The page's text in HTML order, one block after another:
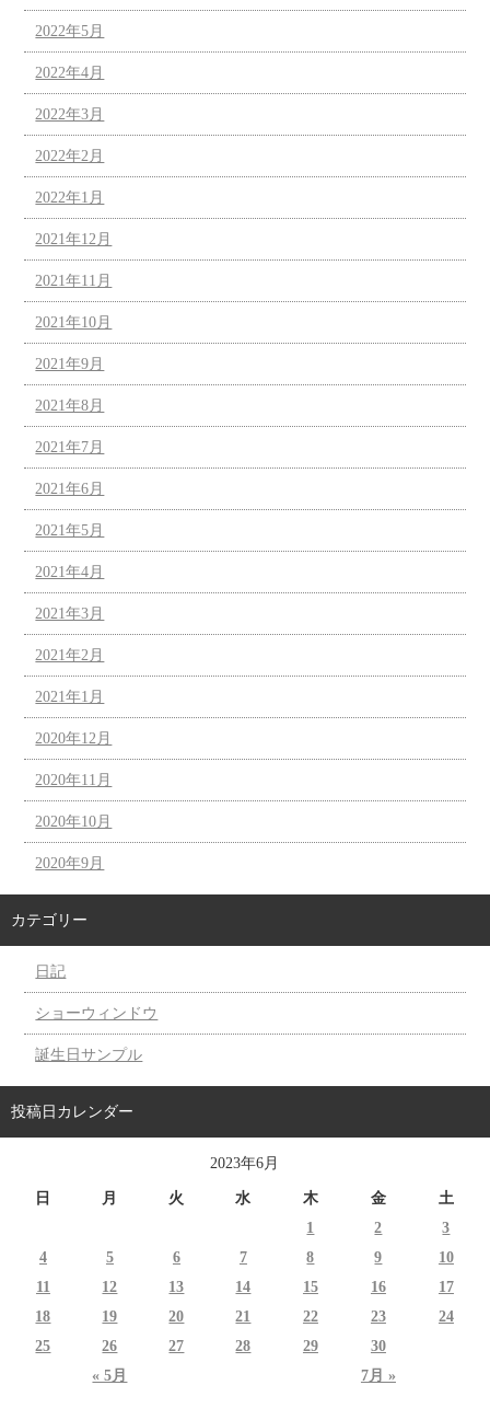
2022年5月
2022年4月
2022年3月
2022年2月
2022年1月
2021年12月
2021年11月
2021年10月
2021年9月
2021年8月
2021年7月
2021年6月
2021年5月
2021年4月
2021年3月
2021年2月
2021年1月
2020年12月
2020年11月
2020年10月
2020年9月
カテゴリー
日記
ショーウィンドウ
誕生日サンプル
投稿日カレンダー
2023年6月
日 月 火 水 木 金 土
« 5月 7月 »
1 2
3
4
5 6 7 8 9
10
11
12 13 14 15 16
17
18
19 20 21 22 23
24
25
26 27 28 29 30